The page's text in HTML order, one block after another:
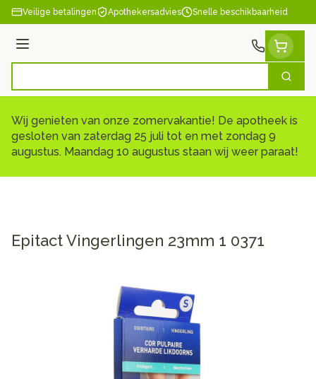
Ga naar de inhoud
Veilige betalingen Apothekersadvies Snelle beschikbaarheid
Menu
Zoek
Wij genieten van onze zomervakantie! De apotheek is
gesloten van zaterdag 25 juli tot en met zondag 9
augustus. Maandag 10 augustus staan wij weer paraat!
Epitact Vingerlingen 23mm 1 0371